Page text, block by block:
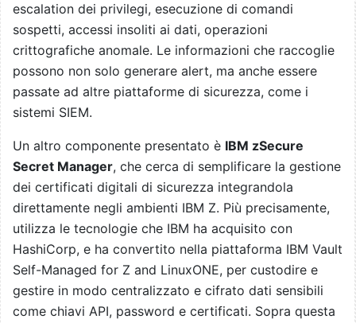
escalation dei privilegi, esecuzione di comandi
sospetti, accessi insoliti ai dati, operazioni
crittografiche anomale. Le informazioni che raccoglie
possono non solo generare alert, ma anche essere
passate ad altre piattaforme di sicurezza, come i
sistemi SIEM.
Un altro componente presentato è IBM zSecure
Secret Manager, che cerca di semplificare la gestione
dei certificati digitali di sicurezza integrandola
direttamente negli ambienti IBM Z. Più precisamente,
utilizza le tecnologie che IBM ha acquisito con
HashiCorp, e ha convertito nella piattaforma IBM Vault
Self-Managed for Z and LinuxONE, per custodire e
gestire in modo centralizzato e cifrato dati sensibili
come chiavi API, password e certificati. Sopra questa